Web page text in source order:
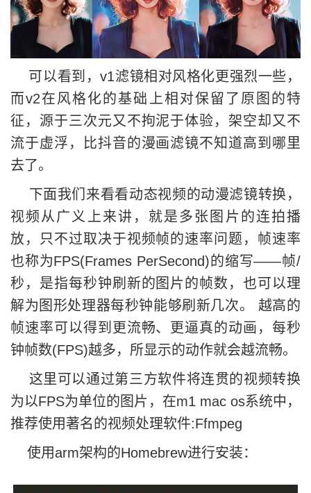
可以看到，v1滤镜相对风格化更强烈一些，
而v2在风格化的基础上相对保留了原图的特
征，源于三次元又不拘泥于体验，架空却又不
流于虚浮，比抖音的漫画滤镜不知道高到哪里
去了。
下面我们来看看动态视频的动漫滤镜转换，
视频从广义上来讲，就是多张图片的连拍播
放，只不过取决于视频帧的速率问题，帧速率
也称为FPS(Frames PerSecond)的缩写——帧/
秒，是指每秒钟刷新的图片的帧数，也可以理
解为图形处理器每秒钟能够刷新几次。 越高的
帧速率可以得到更流畅、更逼真的动画，每秒
钟帧数(FPS)越多，所显示的动作就会越流畅。
这里可以通过第三方软件将连贯的视频转换
为以FPS为单位的图片，在m1 mac os系统中，
推荐使用著名的视频处理软件:Ffmpeg
使用arm架构的Homebrew进行安装：